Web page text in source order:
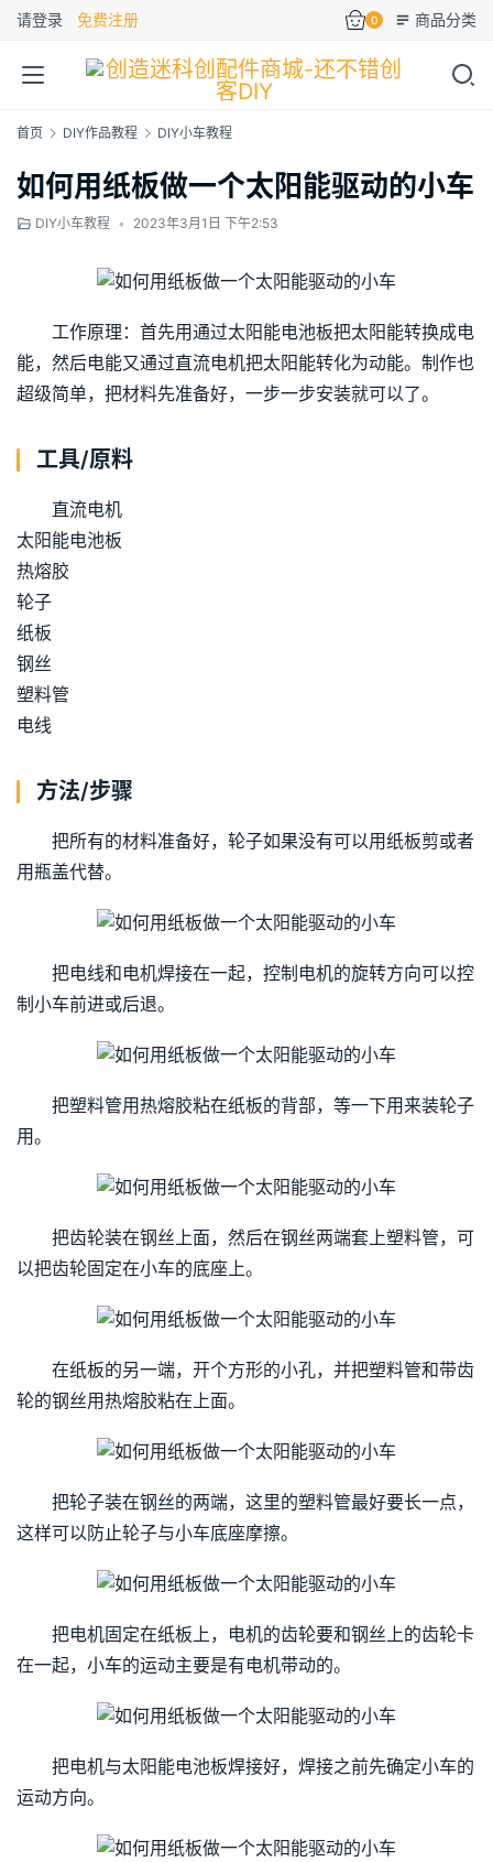
请登录 免费注册 0 商品分类
首页 DIY作品教程 DIY小车教程
如何用纸板做一个太阳能驱动的小车
DIY小车教程 • 2023年3月1日 下午2:53
工作原理：首先用通过太阳能电池板把太阳能转换成电
能，然后电能又通过直流电机把太阳能转化为动能。制作也
超级简单，把材料先准备好，一步一步安装就可以了。
工具/原料
直流电机
太阳能电池板
热熔胶
轮子
纸板
钢丝
塑料管
电线
方法/步骤
把所有的材料准备好，轮子如果没有可以用纸板剪或者
用瓶盖代替。
把电线和电机焊接在一起，控制电机的旋转方向可以控
制小车前进或后退。
把塑料管用热熔胶粘在纸板的背部，等一下用来装轮子
用。
把齿轮装在钢丝上面，然后在钢丝两端套上塑料管，可
以把齿轮固定在小车的底座上。
在纸板的另一端，开个方形的小孔，并把塑料管和带齿
轮的钢丝用热熔胶粘在上面。
把轮子装在钢丝的两端，这里的塑料管最好要长一点，
这样可以防止轮子与小车底座摩擦。
把电机固定在纸板上，电机的齿轮要和钢丝上的齿轮卡
在一起，小车的运动主要是有电机带动的。
把电机与太阳能电池板焊接好，焊接之前先确定小车的
运动方向。